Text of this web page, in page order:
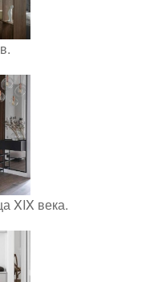
XIX века.